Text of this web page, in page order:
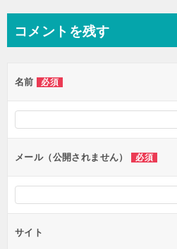
ビ
ー
シ
ョ
ン
コメントを残す
名前 必須
メール（公開されません） 必須
サイト